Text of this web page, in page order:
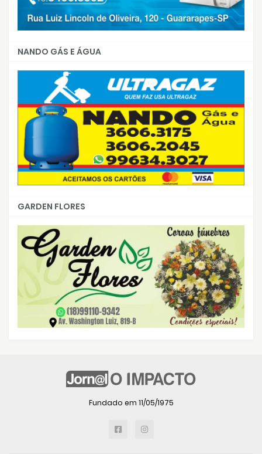
NANDO GÁS E ÁGUA
GARDEN FLORES
Fundado em 11/05/1975